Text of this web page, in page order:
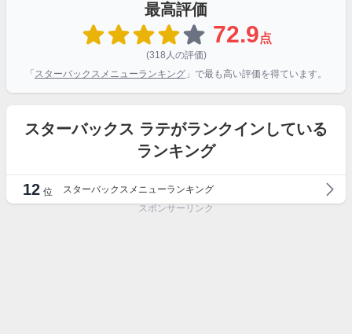
最高評価
72.9点
(318人の評価)
「 スターバックスメニューランキング 」で最も高い評価を得ています。
スターバックス ラテがランクインしている
ランキング
12 位
スターバックスメニューランキング
スポンサーリンク